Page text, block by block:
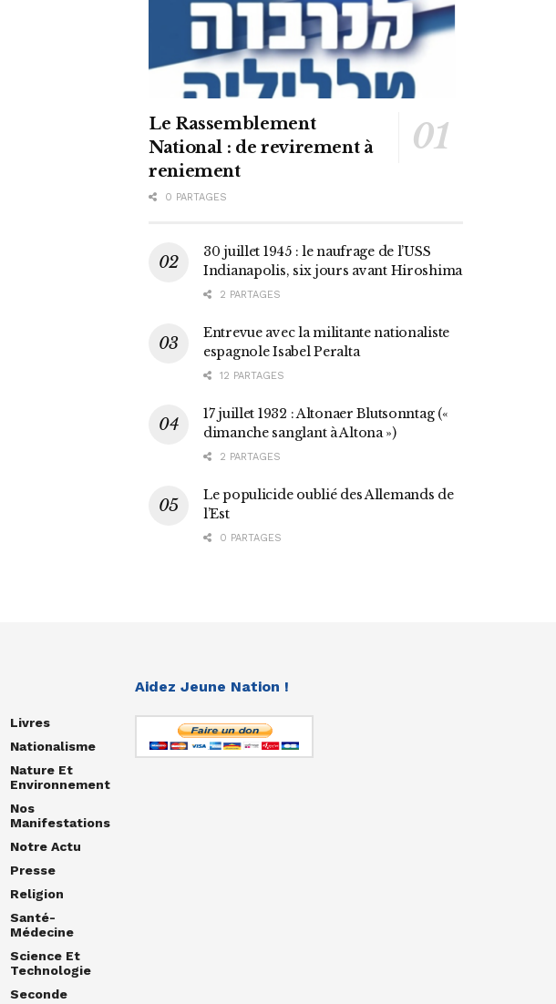
Le Rassemblement
National : de revirement à
reniement
0 PARTAGES
30 juillet 1945 : le naufrage de l’USS
Indianapolis, six jours avant Hiroshima
2 PARTAGES
Entrevue avec la militante nationaliste
espagnole Isabel Peralta
12 PARTAGES
17 juillet 1932 : Altonaer Blutsonntag («
dimanche sanglant à Altona »)
2 PARTAGES
Le populicide oublié des Allemands de
l’Est
0 PARTAGES
Livres
Nationalisme
Nature Et
Environnement
Nos
Manifestations
Notre Actu
Presse
Religion
Santé-
Médecine
Science Et
Technologie
Seconde
Aidez Jeune Nation !